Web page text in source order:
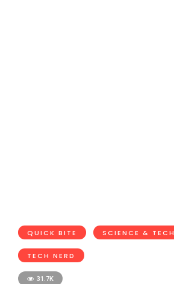
QUICK BITE SCIENCE & TECH
TECH NERD
31.7K